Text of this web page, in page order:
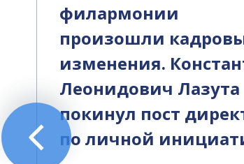
филармонии
произошли
изменения.
Леонидович Лазута
покинул пост
по личной